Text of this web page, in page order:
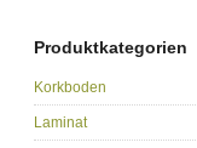
Produktkategorien
Korkboden
Laminat